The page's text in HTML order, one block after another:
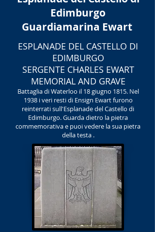
Edimburgo
Guardiamarina Ewart
ESPLANADE DEL CASTELLO DI
EDIMBURGO
SERGENTE CHARLES EWART
MEMORIAL AND GRAVE
Battaglia di Waterloo il 18 giugno 1815. Nel
1938 i veri resti di Ensign Ewart furono
reinterrati sull'Esplanade del Castello di
Edimburgo. Guarda dietro la pietra
commemorativa e puoi vedere la sua pietra
della testa.